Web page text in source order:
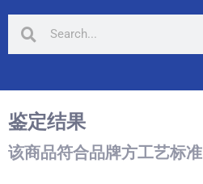
鉴定结果
该商品符合品牌方工艺标准